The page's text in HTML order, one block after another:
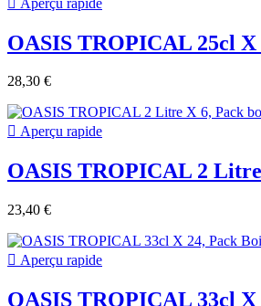
OASIS TROPICAL 25cl X
28,30 €
 Aperçu rapide
OASIS TROPICAL 2
23,40 €
 Aperçu rapide
OASIS TROPICAL 33cl X